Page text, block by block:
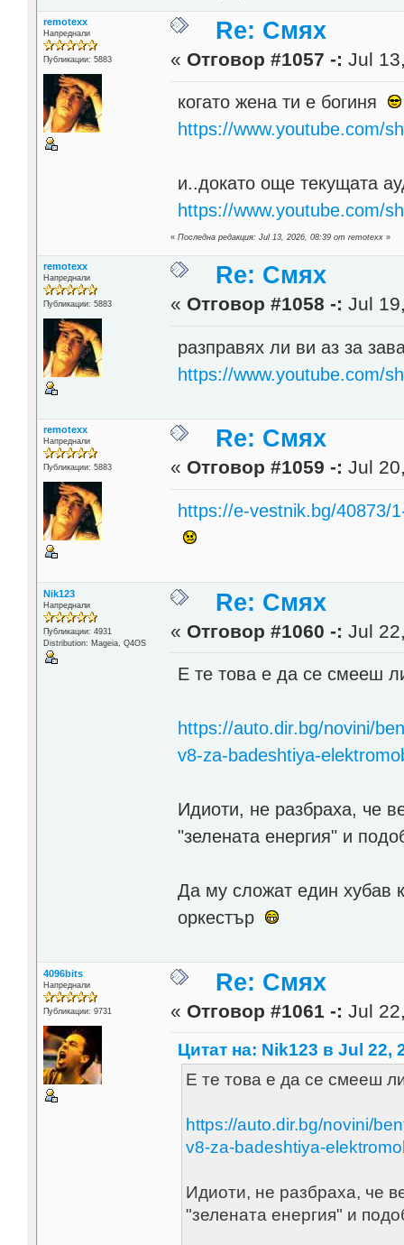
remotexx
Напреднали
Публикации: 5883
Re: Смях
« Отговор #1057 -: Jul
когато жена ти е богиня
https://www.youtube.com/
и..докато още текущата
https://www.youtube.com/
«Последна редакция: Jul 13, 2026, 08:39 от remotexx »
remotexx
Напреднали
Публикации: 5883
Re: Смях
« Отговор #1058 -: Jul
разправях ли ви аз за
https://www.youtube.com/
remotexx
Напреднали
Публикации: 5883
Re: Смях
« Отговор #1059 -: Jul
https://e-vestnik.bg/40873/
Nik123
Напреднали
Публикации: 4931
Distribution: Mageia, Q4OS
Re: Смях
« Отговор #1060 -: Jul
Е те това е да се смееш
https://auto.dir.bg/novini/
v8-za-badeshtiya-
Идиоти, не разбраха, че
"зелената енергия" и
Да му сложат един хубав
оркестър
4096bits
Напреднали
Публикации: 9731
Re: Смях
« Отговор #1061 -: Jul
Цитат на: Nik123 в Jul 22,
Е те това е да се смееш
https://auto.dir.bg/novini/
v8-za-badeshtiya-
Идиоти, не разбраха, че
"зелената енергия" и